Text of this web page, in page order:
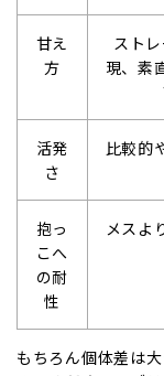
甘え
方
スト
現、素
活発
さ
比較的
抱っ
こへ
の耐
性
メスよ
もちろん個体差は